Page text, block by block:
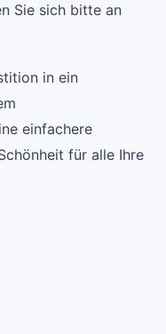
Sie sich bitte an
in ein
einfachere
für alle Ihre